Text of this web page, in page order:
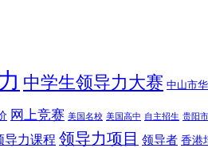
中学生领导力大赛 中山市
网上竞赛 美国名校 美国高中 自主招生 贵阳
导力课程 领导力项目 领导者 香港